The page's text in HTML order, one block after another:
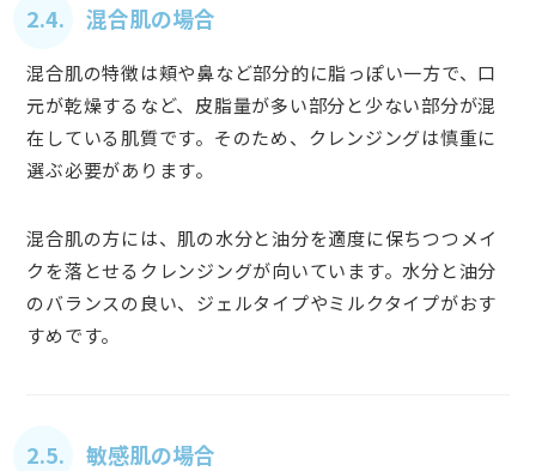
2.4. 混合肌の場合
混合肌の特徴は頬や鼻など部分的に脂っぽい一方で、口
元が乾燥するなど、皮脂量が多い部分と少ない部分が混
在している肌質です。そのため、クレンジングは慎重に
選ぶ必要があります。
混合肌の方には、肌の水分と油分を適度に保ちつつメイ
クを落とせるクレンジングが向いています。水分と油分
のバランスの良い、ジェルタイプやミルクタイプがおす
すめです。
2.5. 敏感肌の場合